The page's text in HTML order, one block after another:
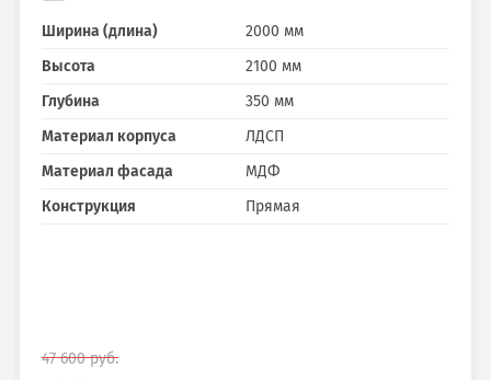
Ширина (длина)
2000 мм
Высота
2100 мм
Глубина
350 мм
Материал корпуса
ЛДСП
Материал фасада
МДФ
Конструкция
Прямая
47 600руб.